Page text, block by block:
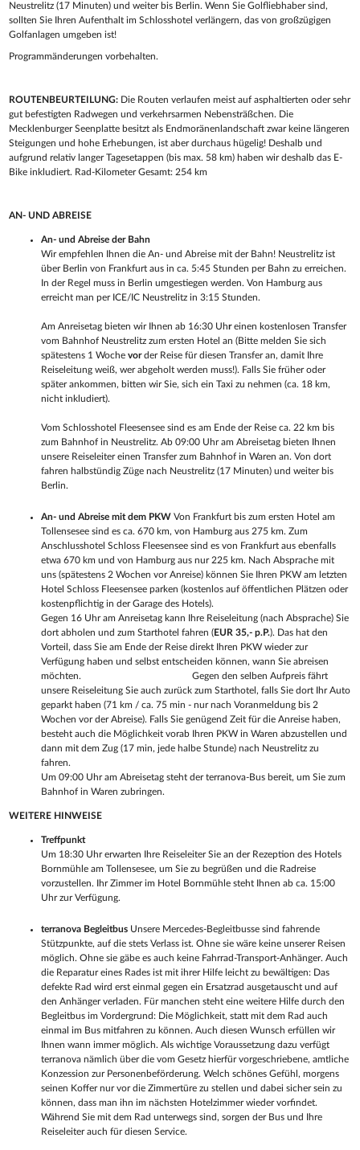
Neustrelitz (17 Minuten) und weiter bis Berlin. Wenn Sie Golfliebhaber sind,
sollten Sie Ihren Aufenthalt im Schlosshotel verlängern, das von großzügigen
Golfanlagen umgeben ist!
Programmänderungen vorbehalten.
ROUTENBEURTEILUNG: Die Routen verlaufen meist auf asphaltierten oder sehr
gut befestigten Radwegen und verkehrsarmen Nebensträßchen. Die
Mecklenburger Seenplatte besitzt als Endmoränenlandschaft zwar keine längeren
Steigungen und hohe Erhebungen, ist aber durchaus hügelig! Deshalb und
aufgrund relativ langer Tagesetappen (bis max. 58 km) haben wir deshalb das E-
Bike inkludiert. Rad-Kilometer Gesamt: 254 km
AN- UND ABREISE
An- und Abreise der Bahn
Wir empfehlen Ihnen die An- und Abreise mit der Bahn! Neustrelitz ist
über Berlin von Frankfurt aus in ca. 5:45 Stunden per Bahn zu erreichen.
In der Regel muss in Berlin umgestiegen werden. Von Hamburg aus
erreicht man per ICE/IC Neustrelitz in 3:15 Stunden.
Am Anreisetag bieten wir Ihnen ab 16:30 Uhreinen kostenlosen Transfer
vom Bahnhof Neustrelitz zum ersten Hotel an (Bitte melden Sie sich
spätestens 1 Wochevorder Reise für diesen Transfer an, damit Ihre
Reiseleitung weiß, wer abgeholt werden muss!). Falls Sie früher oder
später ankommen, bitten wir Sie, sich ein Taxi zu nehmen (ca. 18 km,
nicht inkludiert).
Vom Schlosshotel Fleesensee sind es am Ende der Reise ca. 22 km bis
zum Bahnhof in Neustrelitz. Ab 09:00 Uhr am Abreisetag bieten Ihnen
unsere Reiseleiter einen Transfer zum Bahnhof in Waren an. Von dort
fahren halbstündig Züge nach Neustrelitz (17 Minuten) und weiter bis
Berlin.
An- und Abreise mit dem PKWVon Frankfurt bis zum ersten Hotel am
Tollensesee sind es ca. 670 km, von Hamburg aus 275 km. Zum
Anschlusshotel Schloss Fleesensee sind es von Frankfurt aus ebenfalls
etwa 670 km und von Hamburg aus nur 225 km. Nach Absprache mit
uns (spätestens 2 Wochen vor Anreise) können Sie Ihren PKW am letzten
Hotel Schloss Fleesensee parken (kostenlos auf öffentlichen Plätzen oder
kostenpflichtig in der Garage des Hotels).
Gegen 16 Uhr am Anreisetag kann Ihre Reiseleitung (nach Absprache) Sie
dort abholen und zum Starthotel fahren (EUR 35,- p.P.). Das hat den
Vorteil, dass Sie am Ende der Reise direkt Ihren PKW wieder zur
Verfügung haben und selbst entscheiden können, wann Sie abreisen
möchten. Gegen den selben Aufpreis fährt
unsere Reiseleitung Sie auch zurück zum Starthotel, falls Sie dort Ihr Auto
geparkt haben (71 km / ca. 75 min - nur nach Voranmeldung bis 2
Wochen vor der Abreise). Falls Sie genügend Zeit für die Anreise haben,
besteht auch die Möglichkeit vorab Ihren PKW in Waren abzustellen und
dann mit dem Zug (17 min, jede halbe Stunde) nach Neustrelitz zu
fahren.
Um 09:00 Uhr am Abreisetag steht der terranova-Bus bereit, um Sie zum
Bahnhof in Waren zubringen.
WEITERE HINWEISE
Treffpunkt
Um 18:30 Uhr erwarten Ihre Reiseleiter Sie an der Rezeption des Hotels
Bornmühle am Tollensesee, um Sie zu begrüßen und die Radreise
vorzustellen. Ihr Zimmer im Hotel Bornmühle steht Ihnen ab ca. 15:00
Uhr zur Verfügung.
terranova Begleitbus Unsere Mercedes-Begleitbusse sind fahrende
Stützpunkte, auf die stets Verlass ist. Ohne sie wäre keine unserer Reisen
möglich. Ohne sie gäbe es auch keine Fahrrad-Transport-Anhänger. Auch
die Reparatur eines Rades ist mit ihrer Hilfe leicht zu bewältigen: Das
defekte Rad wird erst einmal gegen ein Ersatzrad ausgetauscht und auf
den Anhänger verladen. Für manchen steht eine weitere Hilfe durch den
Begleitbus im Vordergrund: Die Möglichkeit, statt mit dem Rad auch
einmal im Bus mitfahren zu können. Auch diesen Wunsch erfüllen wir
Ihnen wann immer möglich. Als wichtige Voraussetzung dazu verfügt
terranova nämlich über die vom Gesetz hierfür vorgeschriebene, amtliche
Konzession zur Personenbeförderung. Welch schönes Gefühl, morgens
seinen Koffer nur vor die Zimmertüre zu stellen und dabei sicher sein zu
können, dass man ihn im nächsten Hotelzimmer wieder vorfindet.
Während Sie mit dem Rad unterwegs sind, sorgen der Bus und Ihre
Reiseleiter auch für diesen Service.